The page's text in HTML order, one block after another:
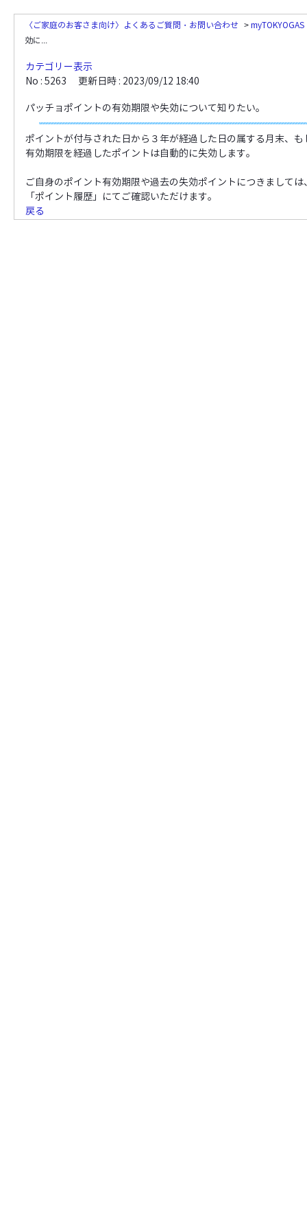
〈ご家庭のお客さま向け〉よくあるご質問・お問い合わせ >
効に...
カテゴリー表示
No : 5263
更新日時 : 2023/09/12 18:40
パッチョポイントの有効期限や失効について知りたい。
ポイントが付与された日から３年が経過した日の属する月末、
有効期限を経過したポイントは自動的に失効します。
ご自身のポイント有効期限や過去の失効ポイントにつきまして
「ポイント履歴」にてご確認いただけます。
戻る